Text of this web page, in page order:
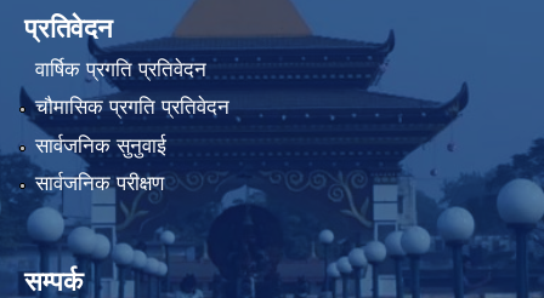
प्रतिवेदन
वार्षिक प्रगति प्रतिवेदन
चौमासिक प्रगति प्रतिवेदन
सार्वजनिक सुनुवाई
सार्वजनिक परीक्षण
सम्पर्क